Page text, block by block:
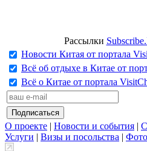
Рассылки
Новости Китая от портала
Всё об отдыхе в Китае от
Всё о Китае от портала
О проекте | Новости и события |
Услуги | Визы и посольства |